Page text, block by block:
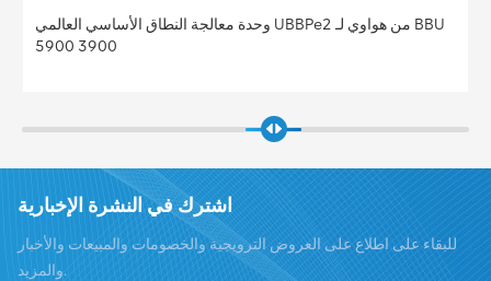
وحدة معالجة النطاق الأساسي العالمي UBBPe2 من هواوي لـ BBU
5900 3900
اشترك في النشرة الإخبارية
للبقاء على اطلاع على العروض الترويجية والخصومات والمبيعات والأخبار
والمزيد.